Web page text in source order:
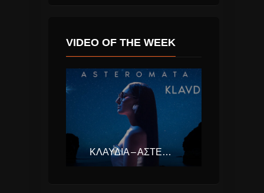
VIDEO OF THE WEEK
ΚΛΑΥΔΊΑ – ΑΣΤΕΡΟΜΆΤΑ (EUROVISION ΕΛΛΆΔΑ 2025)